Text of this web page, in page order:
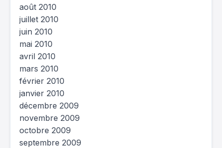
août 2010
juillet 2010
juin 2010
mai 2010
avril 2010
mars 2010
février 2010
janvier 2010
décembre 2009
novembre 2009
octobre 2009
septembre 2009